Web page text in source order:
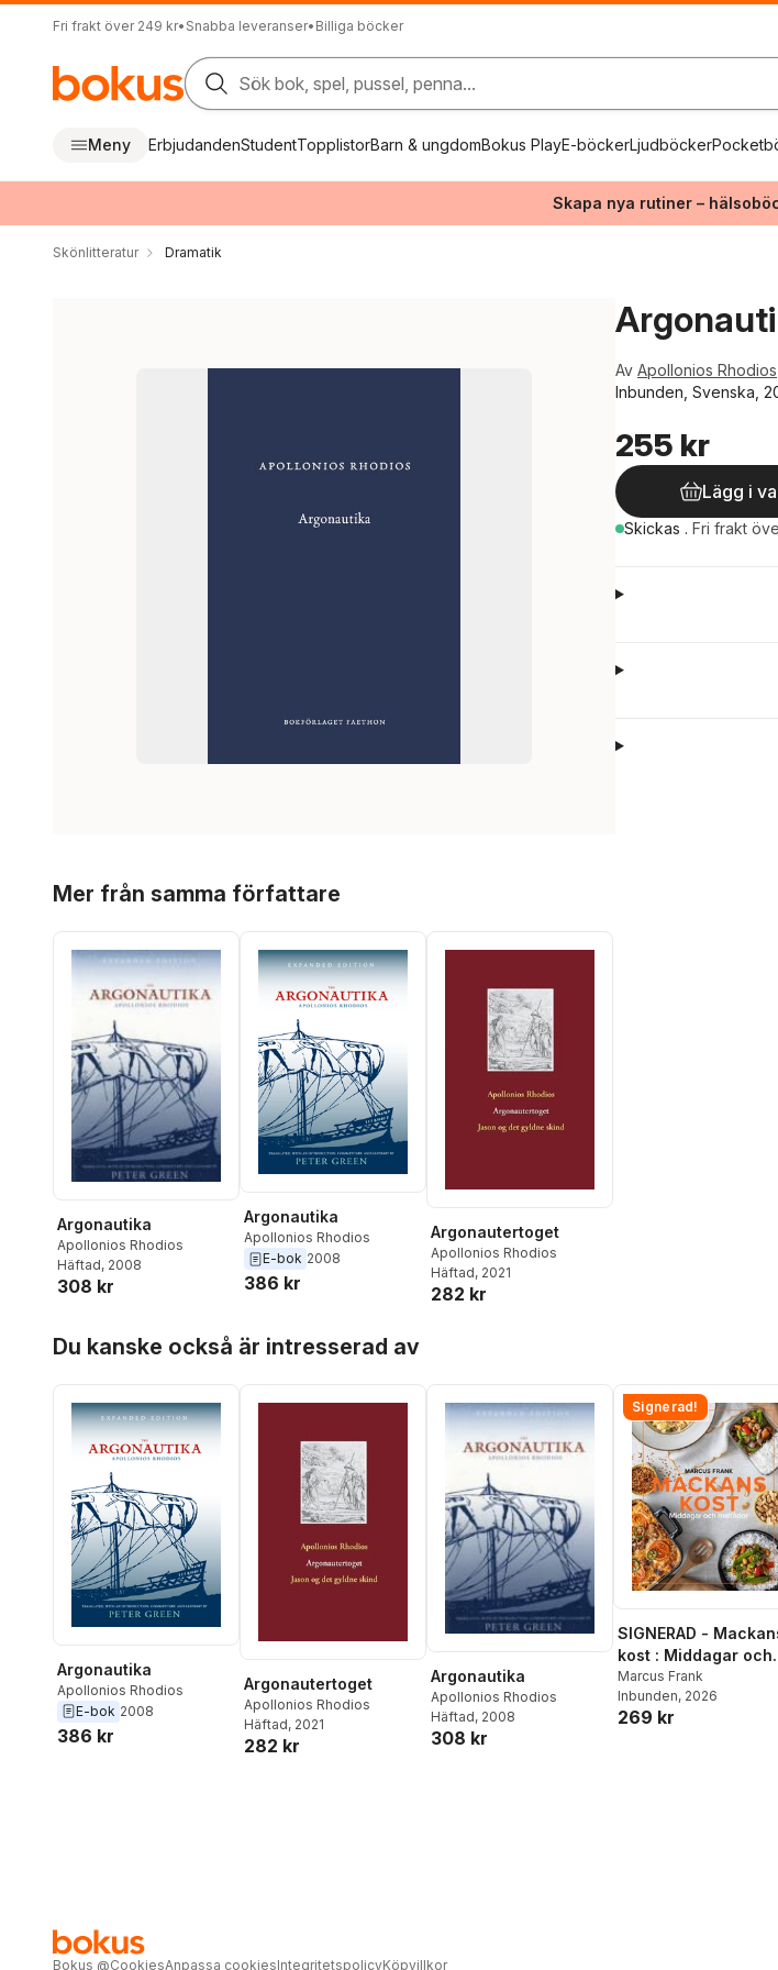
Fri frakt över 249 kr• Snabba leveranser• Billiga böcker
Sök bok, spel, pussel, penna...
Meny ErbjudandenStudentTopplistorBarn & ungdomBokus PlayE-böckerLjudböcker
Skapa nya rutiner –
Skönlitteratur Dramatik
Av Apollonios Rhodios
Inbunden, Svenska,
255 kr
Lägg i
Skickas . Fri frakt
Mer från samma författare
Argonautika
Apollonios Rhodios
Häftad, 2008
308 kr
Argonautika
Apollonios Rhodios
E-bok 2008
386 kr
Argonautertoget
Apollonios Rhodios
Häftad, 2021
282 kr
Du kanske också är intresserad av
Argonautika
Apollonios Rhodios
E-bok 2008
386 kr
Argonautertoget
Apollonios Rhodios
Häftad, 2021
282 kr
Argonautika
Apollonios Rhodios
Häftad, 2008
308 kr
Signerad!
SIGNERAD -
kost : Middagar och
matlådor
Marcus Frank
Inbunden, 2026
269 kr
Bokus @CookiesAnpassa cookiesIntegritetspolicyKöpvillkor